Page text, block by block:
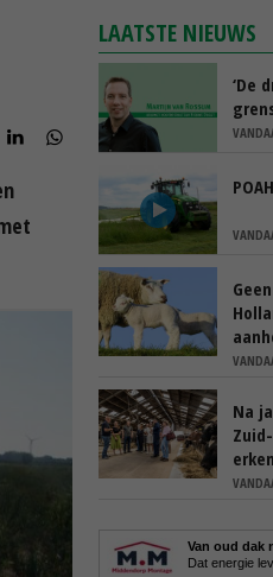
LAATSTE NIEUWS
‘De
Na
Van oud dak
Dat energie